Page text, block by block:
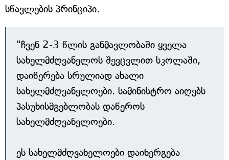
სწავლების პრინციპი.
"ჩვენ 2-3 წლის განმავლობაში ყველა
სახელმძღვანელოს შევცვლით სკოლაში,
დაიწერება სრულიად ახალი
სახელმძღვანელოები. სამინისტრო აიღებს
პასუხისმგებლობას დაწეროს
სახელმძღვანელოები.
ეს სახელმძღვანელოები დაინერგება